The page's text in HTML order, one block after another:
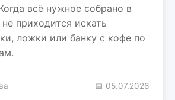
всё нужное собрано в
приходится искать
ложки или банку с кофе по
📅 05.07.2026